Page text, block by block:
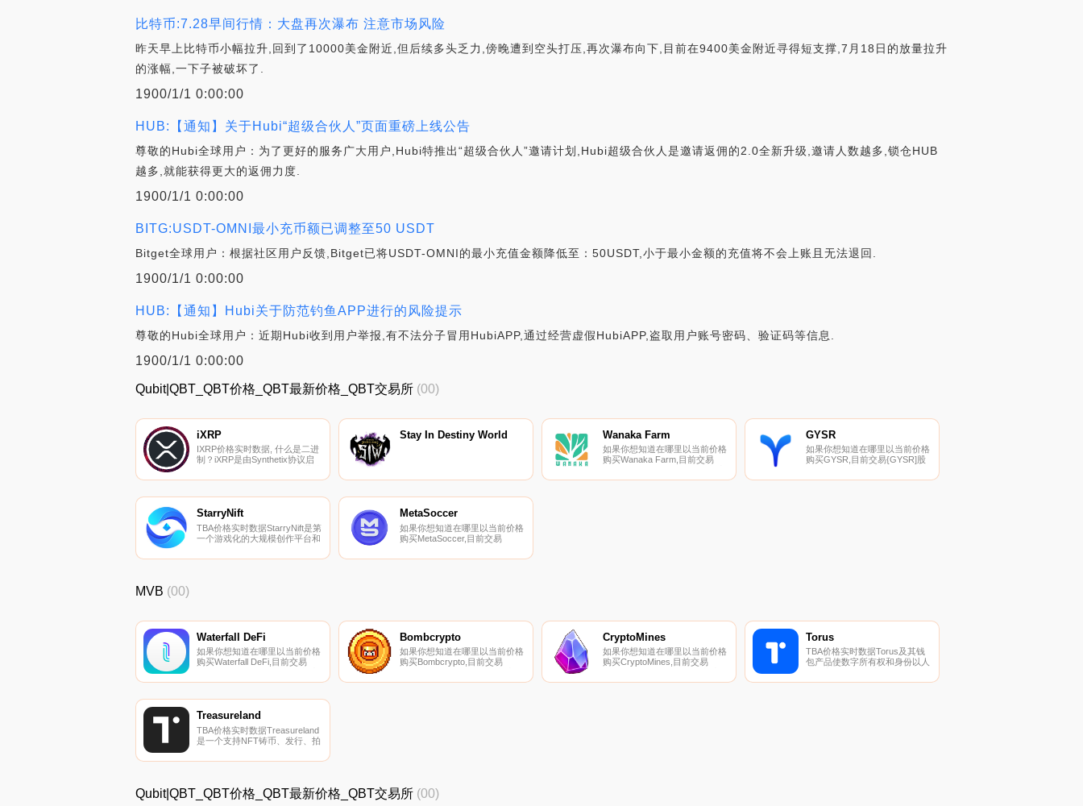
比特币:7.28早间行情：大盘再次瀑布 注意市场风险
昨天早上比特币小幅拉升,回到了10000美金附近,但后续多头乏力,傍晚遭到空头打压,再次瀑布向下,目前在9400美金附近寻得短支撑,7月18日的放量拉升
的涨幅,一下子被破坏了.
1900/1/1 0:00:00
HUB:【通知】关于Hubi“超级合伙人”页面重磅上线公告
尊敬的Hubi全球用户：为了更好的服务广大用户,Hubi特推出“超级合伙人”邀请计划,Hubi超级合伙人是邀请返佣的2.0全新升级,邀请人数越多,锁仓HUB
越多,就能获得更大的返佣力度.
1900/1/1 0:00:00
BITG:USDT-OMNI最小充币额已调整至50 USDT
Bitget全球用户：根据社区用户反馈,Bitget已将USDT-OMNI的最小充值金额降低至：50USDT,小于最小金额的充值将不会上账且无法退回.
1900/1/1 0:00:00
HUB:【通知】Hubi关于防范钓鱼APP进行的风险提示
尊敬的Hubi全球用户：近期Hubi收到用户举报,有不法分子冒用HubiAPP,通过经营虚假HubiAPP,盗取用户账号密码、验证码等信息.
1900/1/1 0:00:00
Qubit|QBT_QBT价格_QBT最新价格_QBT交易所 (00)
iXRP
IXRP价格实时数据, 什么是二进
制？iXRP是由Synthetix协议启
Chainlink的去中心化预言机网络
Stay In Destiny World Wanaka Farm
如果你想知道在哪里以当前价格
购买Wanaka Farm,目前交易
货币交易所是LBank、
GYSR
如果你想知道在哪里以当前价格
购买GYSR,目前交易{GYSR]股
CoinW和Uniswap（V2）。您可
StarryNift
TBA价格实时数据StarryNift是第
一个游戏化的大规模创作平台和
MetaSoccer
如果你想知道在哪里以当前价格
购买MetaSoccer,目前交易
币交易所是Gate.io和
MVB (00)
Waterfall DeFi
如果你想知道在哪里以当前价格
购买Waterfall DeFi,目前交易
货币交易所是拉托肯。您可以在
一个通过转移产生收益的DeFi资
产组合来提供风险分散的平台.
Bombcrypto
如果你想知道在哪里以当前价格
购买Bombcrypto,目前交易
币交易所是LBank、MEXC、
CryptoMines
如果你想知道在哪里以当前价格
购买CryptoMines,目前交易
货币交易所是CoinTiger、
Torus
TBA价格实时数据Torus及其钱
包产品使数字所有权和身份以人
Treasureland
TBA价格实时数据Treasureland
是一个支持NFT铸币、发行、拍
议.
Qubit|QBT_QBT价格_QBT最新价格_QBT交易所 (00)